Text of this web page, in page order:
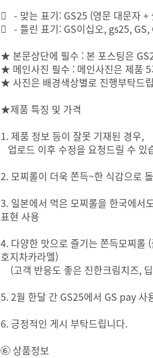
 - 맞는 표기: GS25 (영문 대문자 +
 - 틀린 표기: GS이십오, gs25,
★ 본문상단에 필수 : 본 포스팅은
★ 메인사진 필수 : 메인사진은 제품
★ 사진은 배경색상별로 진행부탁드
★제품 특징 및 가격
1. 제품 정보 등이 잘못 기재된 경우,
업로드 이후 수정을 요청드릴 수 있
2. 모찌롤이 더욱 쫀득~한 식감으로
3. 일본에서 먹은 모찌롤을 한국에서
표현 사용
4. 다양한 맛으로 즐기는 쫀득모찌롤
호지차카라멜)
(고객 반응도 좋은 진한크림치즈,
5. 2월 한달 간 GS25에서 GS pay
6. 긍정적인 게시 부탁드립니다.
⑥ 상품정보